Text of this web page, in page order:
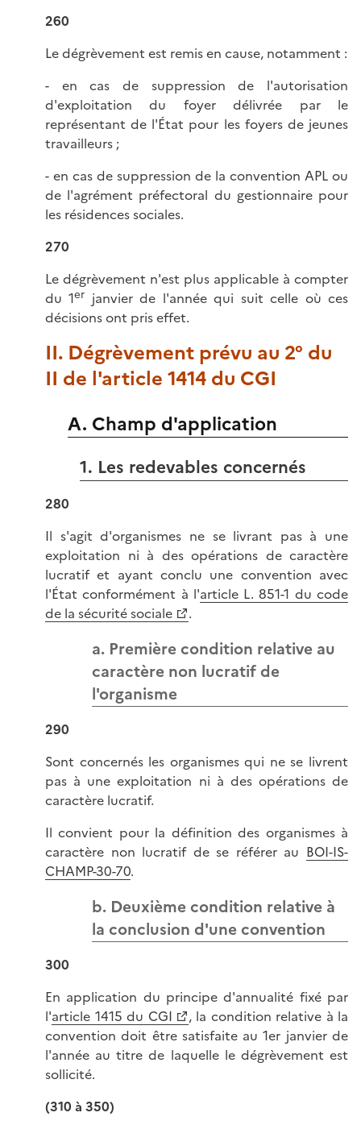
260
Le dégrèvement est remis en cause, notamment :
- en cas de suppression de l'autorisation
d'exploitation du foyer délivrée par le
représentant de l'État pour les foyers de jeunes
travailleurs ;
- en cas de suppression de la convention APL ou
de l'agrément préfectoral du gestionnaire pour
les résidences sociales.
270
Le dégrèvement n'est plus applicable à compter
du 1er janvier de l'année qui suit celle où ces
décisions ont pris effet.
II. Dégrèvement prévu au 2° du
II de l'article 1414 du CGI
A. Champ d'application
1. Les redevables concernés
280
Il s'agit d'organismes ne se livrant pas à une
exploitation ni à des opérations de caractère
lucratif et ayant conclu une convention avec
l'État conformément à l'article L. 851-1 du code
de la sécurité sociale
.
a. Première condition relative au
caractère non lucratif de
l'organisme
290
Sont concernés les organismes qui ne se livrent
pas à une exploitation ni à des opérations de
caractère lucratif.
Il convient pour la définition des organismes à
caractère non lucratif de se référer au BOI-IS-
CHAMP-30-70.
b. Deuxième condition relative à
la conclusion d'une convention
300
En application du principe d'annualité fixé par
l'article 1415 du CGI
, la condition relative à la
convention doit être satisfaite au 1er janvier de
l'année au titre de laquelle le dégrèvement est
sollicité.
(310 à 350)